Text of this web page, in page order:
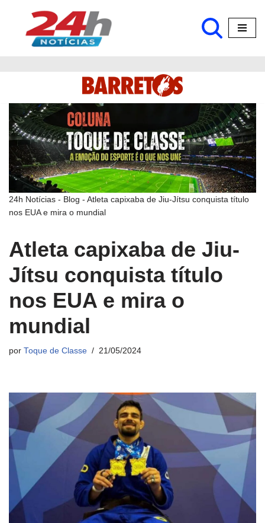
Pular
24h Notícias - Blog - Atleta capixaba de Jiu-Jítsu conquista título
nos EUA e mira o mundial
Atleta capixaba de Jiu-
Jítsu conquista título
nos EUA e mira o
mundial
por Toque de Classe 21/05/2024